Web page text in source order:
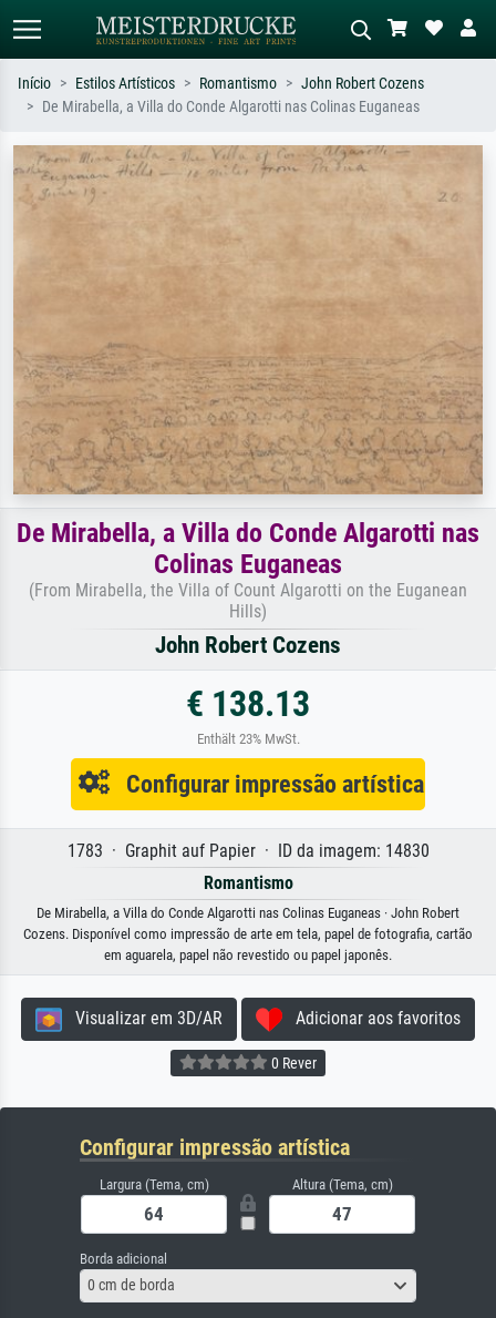
Pesquise por artista, título ou estilo –
ex: Monet, Noite Estrelada,
impressionismo, onda de Hokusai, nu.
Descreva a cena – ex: prado verde,
a óleo escura, nu em pé ao lado de
Início Estilos Artísticos Romantismo
John Robert Cozens
De Mirabella, a Villa do Conde Algarotti nas Colinas Euganeas
De Mirabella, a Villa do Conde Algarotti nas
Colinas Euganeas
(From Mirabella, the Villa of Count Algarotti on the Euganean
Hills)
John Robert Cozens
€ 138.13
Enthält 23% MwSt.
Configurar impressão artística
1783 · Graphit auf Papier · ID da imagem: 14830
Romantismo
De Mirabella, a Villa do Conde Algarotti nas Colinas Euganeas · John Robert
Cozens. Disponível como impressão de arte em tela, papel de fotografia, cartão
em aguarela, papel não revestido ou papel japonês.
Visualizar em 3D/AR Adicionar aos favoritos
0 Rever
Configurar impressão artística
Largura (Tema, cm) Altura (Tema, cm)
Borda adicional
0 cm de borda